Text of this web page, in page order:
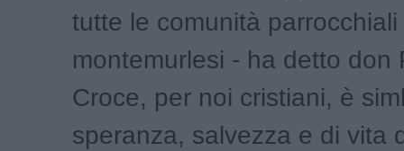
tutte le comunità parrocchiali
montemurlesi - ha detto don
Croce, per noi cristiani, è
speranza, salvezza e di vita